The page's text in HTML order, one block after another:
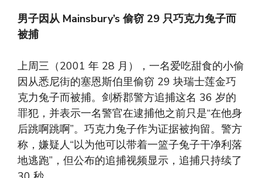
男子因从 Mainsbury’s 偷窃 29 只巧克力兔子而
被捕
上周三（2001 年 28 月），一名爱吃甜食的小偷
因从悉尼街的塞恩斯伯里偷窃 29 块瑞士莲金巧
克力兔子而被捕。剑桥郡警方追捕这名 36 岁的
罪犯，并表示一名警官在逮捕他之前只是“在他身
后跳啊跳啊”。巧克力兔子作为证据被拘留。警方
称，嫌疑人“以为他可以带着一篮子兔子干净利落
地逃跑”，但公布的追捕视频显示，追捕只持续了